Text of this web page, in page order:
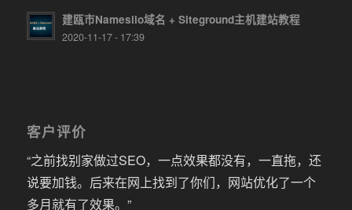
建瓯市Namesilo域名 + Siteground主机建站教程
2020-11-17 - 17:39
客户评价
“之前找别家做过SEO，一点效果都没有，一直拖，还
说要加钱。后来在网上找到了你们，网站优化了一个
多月就有了效果。”